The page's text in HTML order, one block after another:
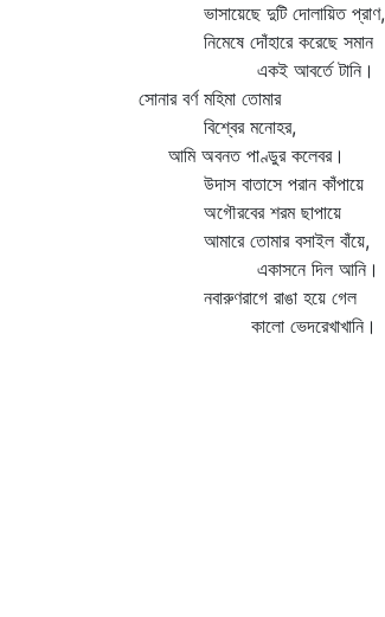
ভাসায়েছে দুটি দোলায়িত প্রাণ,
নিমেষে দোঁহারে করেছে সমান
একই আবর্তে টানি।
সোনার বর্ণ মহিমা তোমার
বিশ্বের মনোহর,
আমি অবনত পাণ্ডুর কলেবর।
উদাস বাতাসে পরান কাঁপায়ে
অগৌরবের শরম ছাপায়ে
আমারে তোমার বসাইল বাঁয়ে,
একাসনে দিল আনি।
নবারুণরাগে রাঙা হয়ে গেল
কালো ভেদরেখাখানি।